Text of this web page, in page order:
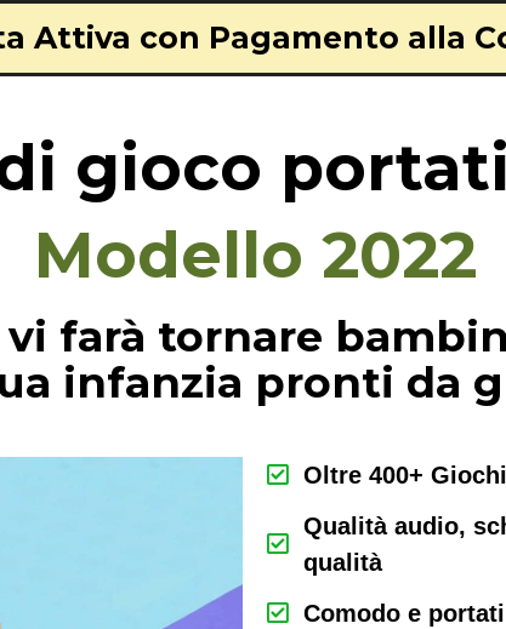
Attiva con Pagamento alla
gioco
Modello 2022
vi farà tornare
infanzia pronti da
Oltre 400+
Qualità audio,
qualità
Comodo e